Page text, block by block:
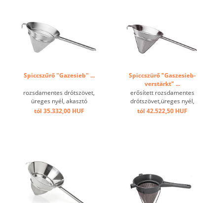
Spiccszűrő "Gazesieb" ...
rozsdamentes drótszövet,
üreges nyél, akasztó
kampóval ...
tól 35.332,00 HUF
Spiccszürő "Gaszesieb-
verstärkt" ...
erősített rozsdamentes
drótszövet,üreges nyél,
akasztó kampóval ...
tól 42.522,50 HUF